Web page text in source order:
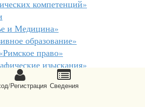
компетенций»
и Медицина»
образование»
право»
изыскания»
просвещения»
наследие»
Регистрация Сведeния